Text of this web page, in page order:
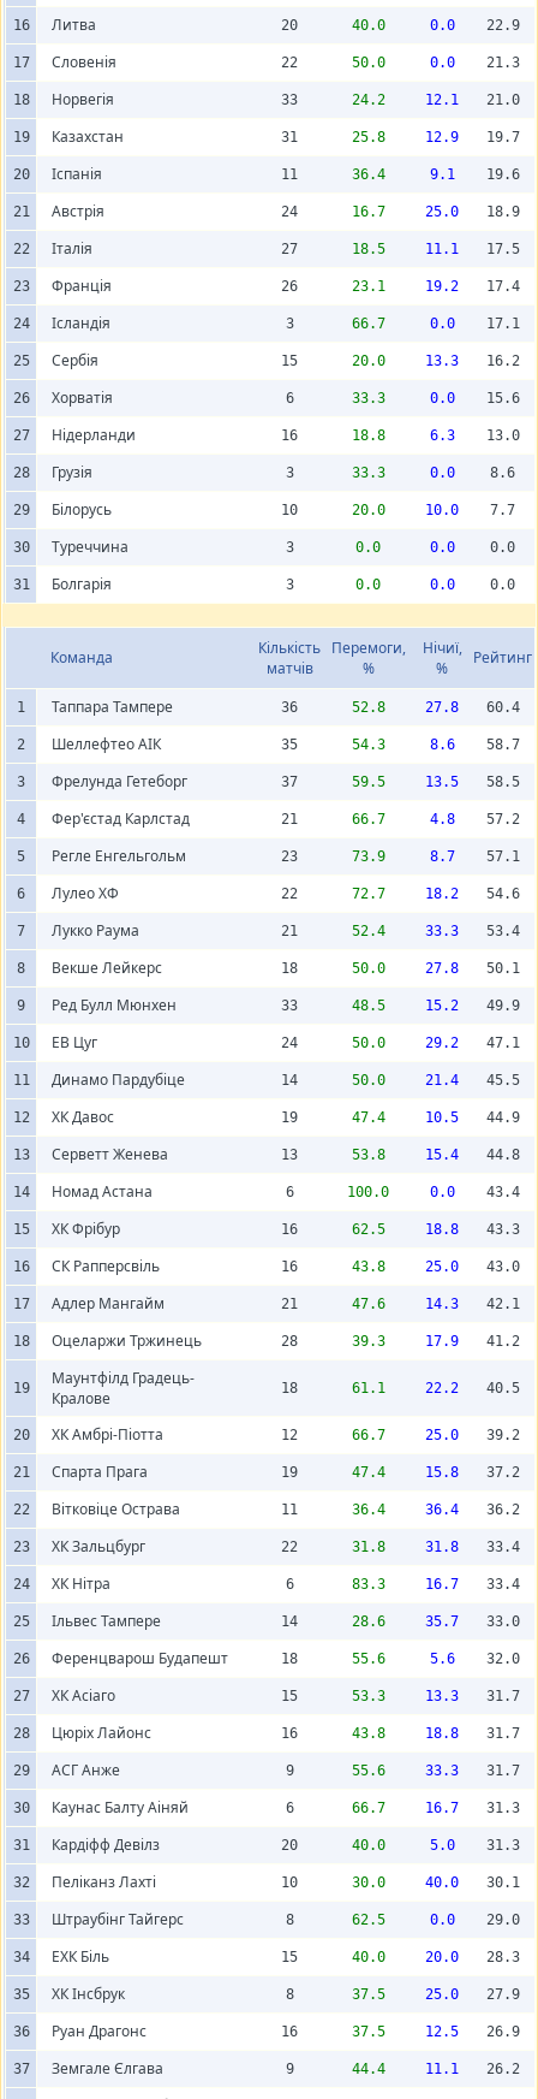
16 Литва 20 40.0 0.0 22.9
17 Словенія 22 50.0 0.0 21.3
18 Норвегія 33 24.2 12.1 21.0
19 Казахстан 31 25.8 12.9 19.7
20 Іспанія 11 36.4 9.1 19.6
21 Австрія 24 16.7 25.0 18.9
22 Італія 27 18.5 11.1 17.5
23 Франція 26 23.1 19.2 17.4
24 Ісландія 3 66.7 0.0 17.1
25 Сербія 15 20.0 13.3 16.2
26 Хорватія 6 33.3 0.0 15.6
27 Нідерланди 16 18.8 6.3 13.0
28 Грузія 3 33.3 0.0 8.6
29 Білорусь 10 20.0 10.0 7.7
30 Туреччина 3 0.0 0.0 0.0
31 Болгарія 3 0.0 0.0 0.0
Команда
Кількість
матчів
Перемоги,
%
Нічиї,
%
Рейтинг
1 Таппара Тампере 36 52.8 27.8 60.4
2 Шеллефтео АІК 35 54.3 8.6 58.7
3 Фрелунда Гетеборг 37 59.5 13.5 58.5
4 Фер'єстад Карлстад 21 66.7 4.8 57.2
5 Регле Енгельгольм 23 73.9 8.7 57.1
6 Лулео ХФ 22 72.7 18.2 54.6
7 Лукко Раума 21 52.4 33.3 53.4
8 Векше Лейкерс 18 50.0 27.8 50.1
9 Ред Булл Мюнхен 33 48.5 15.2 49.9
10 ЕВ Цуг 24 50.0 29.2 47.1
11 Динамо Пардубіце 14 50.0 21.4 45.5
12 ХК Давос 19 47.4 10.5 44.9
13 Серветт Женева 13 53.8 15.4 44.8
14 Номад Астана 6 100.0 0.0 43.4
15 ХК Фрібур 16 62.5 18.8 43.3
16 СК Рапперсвіль 16 43.8 25.0 43.0
17 Адлер Мангайм 21 47.6 14.3 42.1
18 Оцеларжи Тржинець 28 39.3 17.9 41.2
19
Маунтфілд Градець-
Кралове
18 61.1 22.2 40.5
20 ХК Амбрі-Піотта 12 66.7 25.0 39.2
21 Спарта Прага 19 47.4 15.8 37.2
22 Вітковіце Острава 11 36.4 36.4 36.2
23 ХК Зальцбург 22 31.8 31.8 33.4
24 ХК Нітра 6 83.3 16.7 33.4
25 Ільвес Тампере 14 28.6 35.7 33.0
26 Ференцварош Будапешт 18 55.6 5.6 32.0
27 ХК Асіаго 15 53.3 13.3 31.7
28 Цюріх Лайонс 16 43.8 18.8 31.7
29 АСГ Анже 9 55.6 33.3 31.7
30 Каунас Балту Аіняй 6 66.7 16.7 31.3
31 Кардіфф Девілз 20 40.0 5.0 31.3
32 Пеліканз Лахті 10 30.0 40.0 30.1
33 Штраубінг Тайгерс 8 62.5 0.0 29.0
34 ЕХК Біль 15 40.0 20.0 28.3
35 ХК Інсбрук 8 37.5 25.0 27.9
36 Руан Драгонс 16 37.5 12.5 26.9
37 Земгале Єлгава 9 44.4 11.1 26.2